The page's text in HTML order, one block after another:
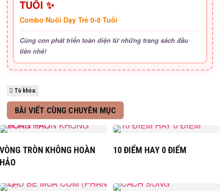
TUỔI ✨
Combo Nuôi Dạy Trẻ 0-8 Tuổi
Cùng con phát triển toàn diện từ những trang sách đầu
tiên nhé!
Từ khóa:
BÀI VIẾT CÙNG CHUYÊN MỤC
VÒNG TRÒN KHÔNG HOÀN
HẢO
10 ĐIỂM HAY 0 ĐIỂM